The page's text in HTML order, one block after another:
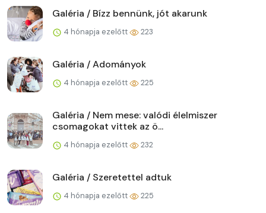
Galéria / Bízz bennünk, jót akarunk
4 hónapja ezelőtt 223
Galéria / Adományok
4 hónapja ezelőtt 225
Galéria / Nem mese: valódi élelmiszer
csomagokat vittek az ö...
4 hónapja ezelőtt 232
Galéria / Szeretettel adtuk
4 hónapja ezelőtt 225